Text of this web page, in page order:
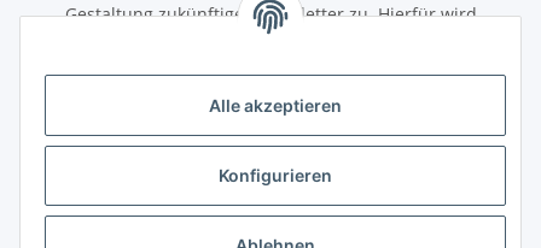
Alle akzeptieren
Konfigurieren
Gestaltung zukünftiger Newsletter zu. Hierfür wird
das Nutzungsverhalten in pseudonymisierter Form
Wirkung für die Zukunft über den Link in unserem Newsletter
abbestellen / widerrufen.